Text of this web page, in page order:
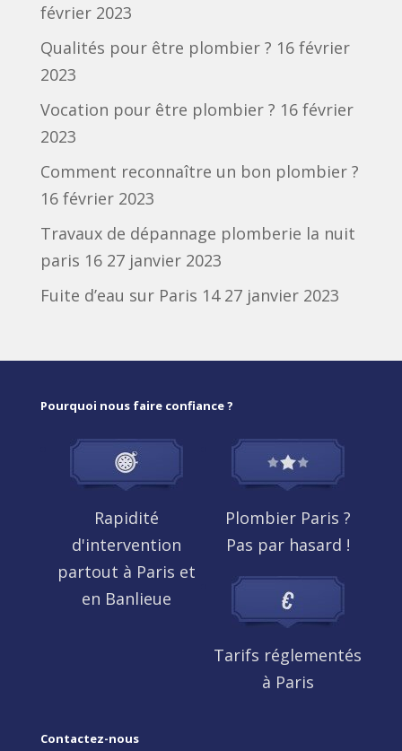
février 2023
Qualités pour être plombier ? 16 février
2023
Vocation pour être plombier ? 16 février
2023
Comment reconnaître un bon plombier ?
16 février 2023
Travaux de dépannage plomberie la nuit
paris 16 27 janvier 2023
Fuite d’eau sur Paris 14 27 janvier 2023
Pourquoi nous faire confiance ?
Rapidité
d'intervention
partout à Paris et
en Banlieue
Plombier Paris ?
Pas par hasard !
Tarifs réglementés
à Paris
Contactez-nous